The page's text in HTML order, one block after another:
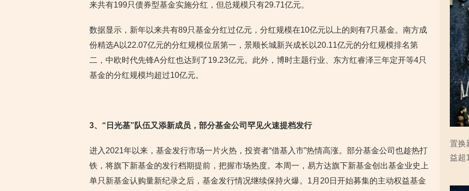
来共有199只债券型基金实施分红，但总规模只有29.71亿元。
数据显示，新年以来共有89只基金分红过亿元，分红规模在10亿元以上的则有7只基金。南方成
份精选A以22.07亿元的分红规模位居第一，景顺长城新兴成长以20.11亿元的分红规模排名第
二，中欧时代先锋A分红也达到了19.23亿元。此外，博时主题行业、东方红睿泽三年定开等4只
基金的分红规模均超过10亿元。
3、“日光基”队伍又添新成员，部分基金公司罕见火速提档发行
进入2021年以来，基金发行市场一片火热，投资者“借基入市”热情高涨。部分基金公司也趁热打
铁，将旗下新基金的发行档期提前，把握市场热度。本周一，易方达旗下新基金创出基金业史上
单只新基金认购量新纪录之后，基金发行情况继续保持火爆。1月20日开始募集的主动权益基金
置换
益超